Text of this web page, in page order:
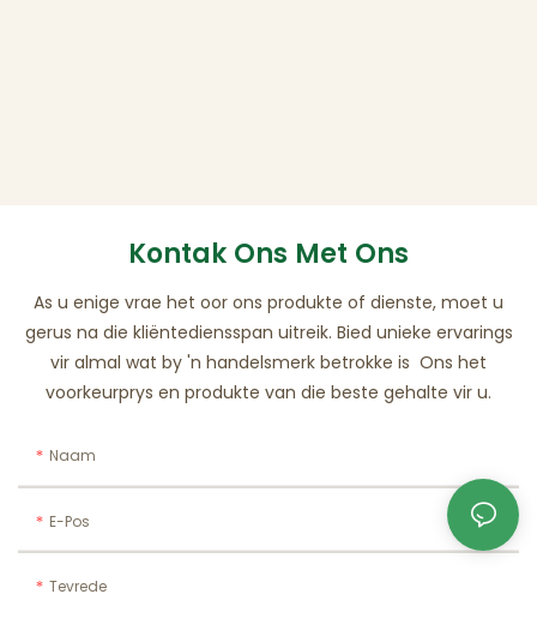
Kontak Ons ​​met Ons
As u enige vrae het oor ons produkte of dienste, moet u
gerus na die kliëntediensspan uitreik. Bied unieke ervarings
vir almal wat by 'n handelsmerk betrokke is Ons het
voorkeurprys en produkte van die beste gehalte vir u.
Naam
E-Pos
Tevrede